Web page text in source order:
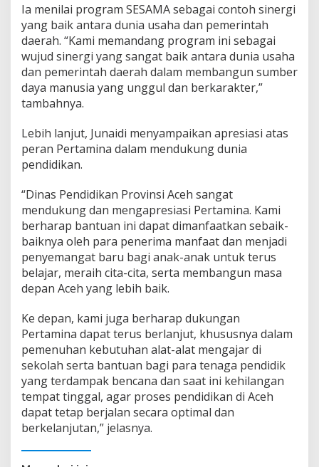
Ia menilai program SESAMA sebagai contoh sinergi
yang baik antara dunia usaha dan pemerintah
daerah. “Kami memandang program ini sebagai
wujud sinergi yang sangat baik antara dunia usaha
dan pemerintah daerah dalam membangun sumber
daya manusia yang unggul dan berkarakter,”
tambahnya.
Lebih lanjut, Junaidi menyampaikan apresiasi atas
peran Pertamina dalam mendukung dunia
pendidikan.
“Dinas Pendidikan Provinsi Aceh sangat
mendukung dan mengapresiasi Pertamina. Kami
berharap bantuan ini dapat dimanfaatkan sebaik-
baiknya oleh para penerima manfaat dan menjadi
penyemangat baru bagi anak-anak untuk terus
belajar, meraih cita-cita, serta membangun masa
depan Aceh yang lebih baik.
Ke depan, kami juga berharap dukungan
Pertamina dapat terus berlanjut, khususnya dalam
pemenuhan kebutuhan alat-alat mengajar di
sekolah serta bantuan bagi para tenaga pendidik
yang terdampak bencana dan saat ini kehilangan
tempat tinggal, agar proses pendidikan di Aceh
dapat tetap berjalan secara optimal dan
berkelanjutan,” jelasnya.